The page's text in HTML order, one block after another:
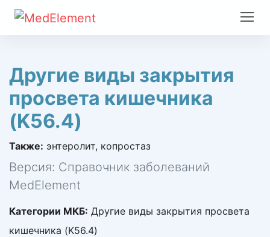
Другие виды закрытия
просвета кишечника
(K56.4)
Также: энтеролит, копростаз
Версия: Справочник заболеваний
MedElement
Категории МКБ: Другие виды закрытия просвета
кишечника (K56.4)